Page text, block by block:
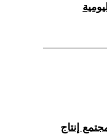
إنتاج